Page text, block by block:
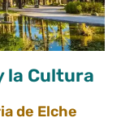
la Cultura
de Elche